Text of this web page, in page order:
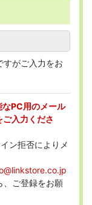
すがご入力をお
PC用のメール
入力くださ
ン拒否によりメ
、ご登録をお願